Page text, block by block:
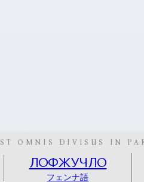
OMNIS DIVISUS IN
ЛОФЖУЧЛО
フェンナ語